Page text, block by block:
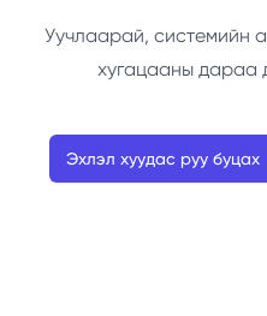
Уучлаарай, системийн
хугацааны дараа
Эхлэл хуудас руу буцах